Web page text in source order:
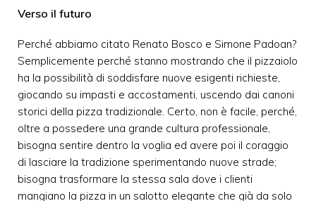
Verso il futuro
Perché abbiamo citato Renato Bosco e Simone Padoan?
Semplicemente perché stanno mostrando che il pizzaiolo
ha la possibilità di soddisfare nuove esigenti richieste,
giocando su impasti e accostamenti, uscendo dai canoni
storici della pizza tradizionale. Certo, non è facile, perché,
oltre a possedere una grande cultura professionale,
bisogna sentire dentro la voglia ed avere poi il coraggio
di lasciare la tradizione sperimentando nuove strade;
bisogna trasformare la stessa sala dove i clienti
mangiano la pizza in un salotto elegante che già da solo